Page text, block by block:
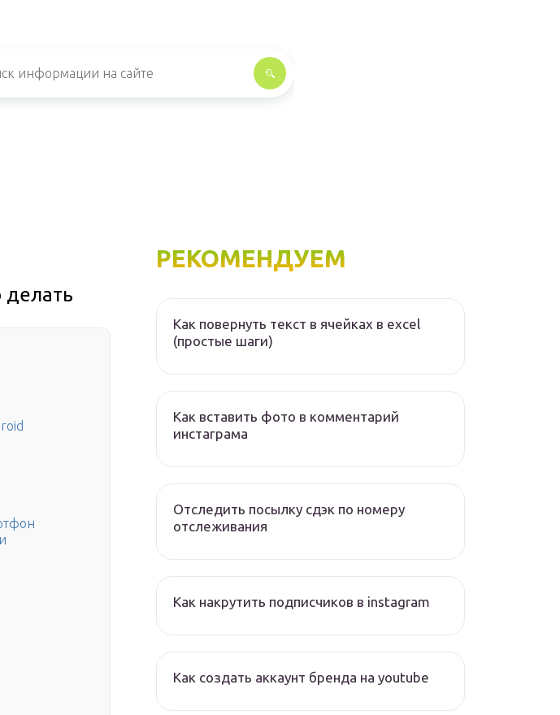
делать
РЕКОМЕНДУЕМ
Как повернуть текст в ячейках в excel
(простые шаги)
Как вставить фото в комментарий
инстаграма
Отследить посылку сдэк по номеру
отслеживания
Как накрутить подписчиков в instagram
Как создать аккаунт бренда на youtube